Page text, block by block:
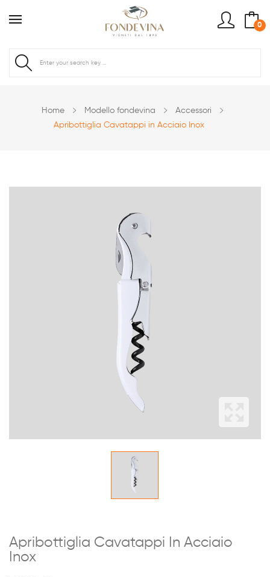
0
Home Modello fondevina
Accessori
Apribottiglia Cavatappi in Acciaio Inox
Apribottiglia Cavatappi In Acciaio
Inox